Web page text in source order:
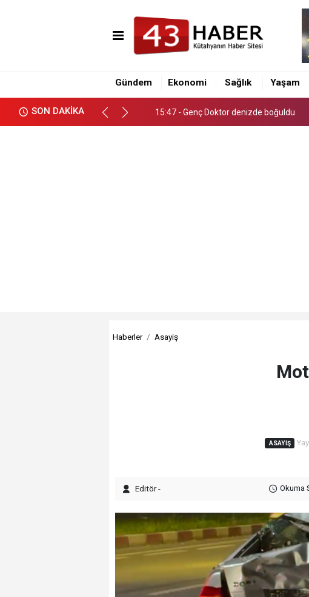
Gündem Ekonomi Sağlık Yaşam
SON DAKİKA
15:47 - Genç Doktor denizde boğuldu
22:37 - Meşhur Tavşanlı leblebisi kutsal
19:04 - Milletçe Referandum Bekliyoruz
15:47 - Genç Doktor denizde boğuldu
Haberler Asayiş
ASAYIŞ
Editör - Okuma